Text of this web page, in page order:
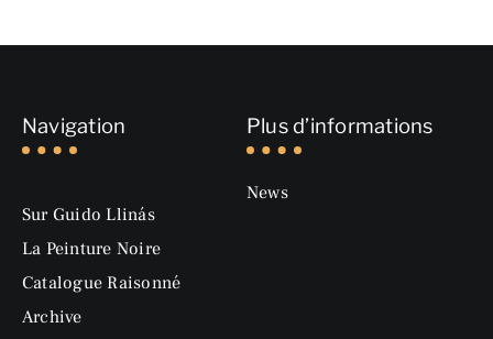
Navigation
Sur Guido Llinás
La Peinture Noire
Catalogue Raisonné
Archive
Plus d’informations
News